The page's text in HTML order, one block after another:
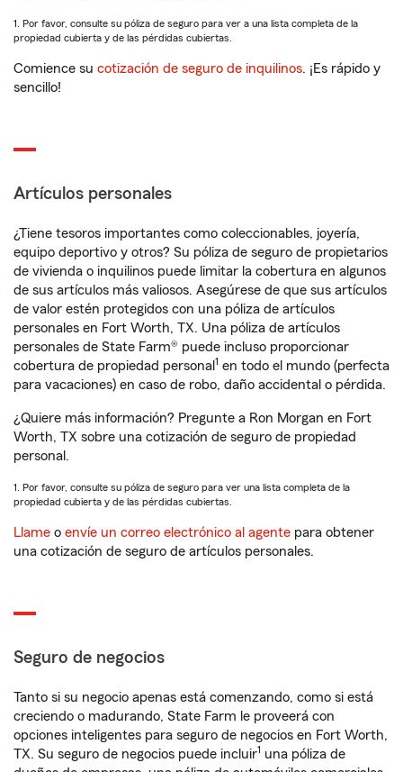
1. Por favor, consulte su póliza de seguro para ver a una lista completa de la
propiedad cubierta y de las pérdidas cubiertas.
Comience su cotización de seguro de inquilinos. ¡Es rápido y
sencillo!
Artículos personales
¿Tiene tesoros importantes como coleccionables, joyería,
equipo deportivo y otros? Su póliza de seguro de propietarios
de vivienda o inquilinos puede limitar la cobertura en algunos
de sus artículos más valiosos. Asegúrese de que sus artículos
de valor estén protegidos con una póliza de artículos
personales en Fort Worth, TX. Una póliza de artículos
personales de State Farm® puede incluso proporcionar
cobertura de propiedad personal 1 en todo el mundo (perfecta
para vacaciones) en caso de robo, daño accidental o pérdida.
¿Quiere más información? Pregunte a Ron Morgan en Fort
Worth, TX sobre una cotización de seguro de propiedad
personal.
1. Por favor, consulte su póliza de seguro para ver una lista completa de la
propiedad cubierta y de las pérdidas cubiertas.
Llame o envíe un correo electrónico al agente para obtener
una cotización de seguro de artículos personales.
Seguro de negocios
Tanto si su negocio apenas está comenzando, como si está
creciendo o madurando, State Farm le proveerá con
opciones inteligentes para seguro de negocios en Fort Worth,
TX. Su seguro de negocios puede incluir1 una póliza de